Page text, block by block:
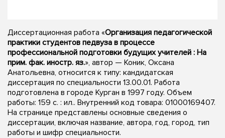
Диссертационная работа «Организация педагогической
практики студентов педвуза в процессе
профессиональной подготовки будущих учителей : На
прим. фак. иностр. яз.», автор — Коник, Оксана
Анатольевна, относится к типу: кандидатская
диссертация по специальности 13.00.01. Работа
подготовлена в городе Курган в 1997 году. Объем
работы: 159 с. : ил.. Внутренний код товара: 01000169407.
На странице представлены основные сведения о
диссертации, включая название, автора, год, город, тип
работы и шифр специальности.